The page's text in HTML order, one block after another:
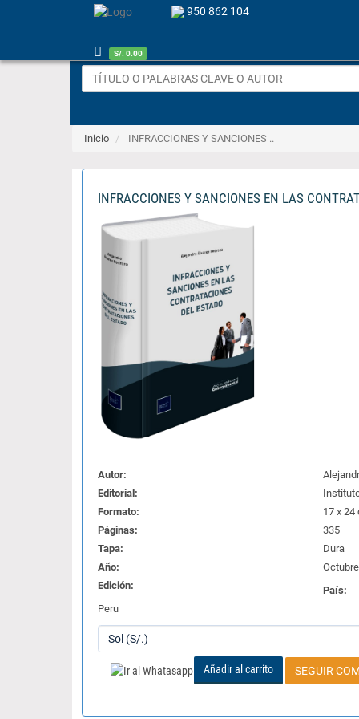
950 862 104
S/. 0.00
Inicio INFRACCIONES Y SANCIONES ..
INFRACCIONES Y SANCIONES EN LAS
Autor:
Editorial:
Formato:
17 x 24
Páginas:
335
Tapa:
Dura
Año:
Edición:
País:
Peru
Añadir al carrito SEGUIR